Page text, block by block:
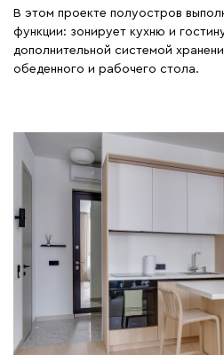
В этом проекте полуостров
функции: зонирует кухню и
дополнительной системой
обеденного и рабочего стола.